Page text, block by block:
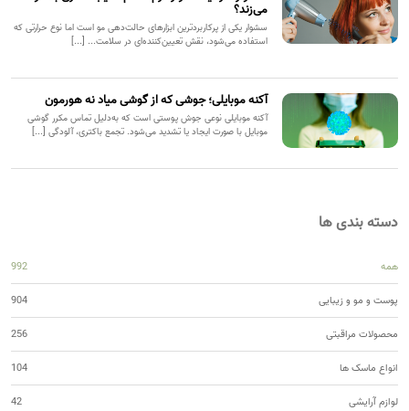
می‌زند؟
سشوار یکی از پرکاربردترین ابزارهای حالت‌دهی مو است اما نوع حرارتی که
استفاده می‌شود، نقش تعیین‌کننده‌ای در سلامت... [...]
آکنه موبایلی؛ جوشی که از گوشی میاد نه هورمون
آکنه موبایلی نوعی جوش پوستی است که به‌دلیل تماس مکرر گوشی
موبایل با صورت ایجاد یا تشدید می‌شود. تجمع باکتری، آلودگی [...]
دسته بندی ها
همه 992
پوست و مو و زیبایی 904
محصولات مراقبتی 256
انواع ماسک ها 104
لوازم آرایشی 42